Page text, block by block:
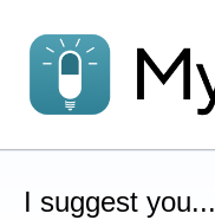
to
content
I suggest you...